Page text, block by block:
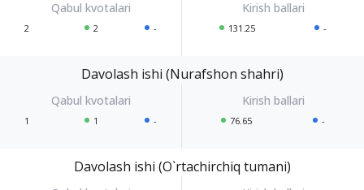
2 2 - 131.25 -
Davolash ishi (Nurafshon shahri)
1 1 - 76.65 -
Davolash ishi (O`rtachirchiq tumani)